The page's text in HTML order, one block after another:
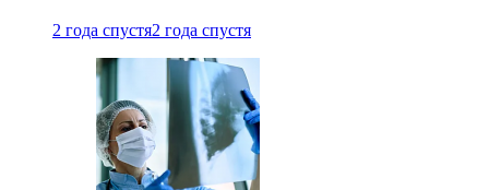
2 года спустя2 года спустя